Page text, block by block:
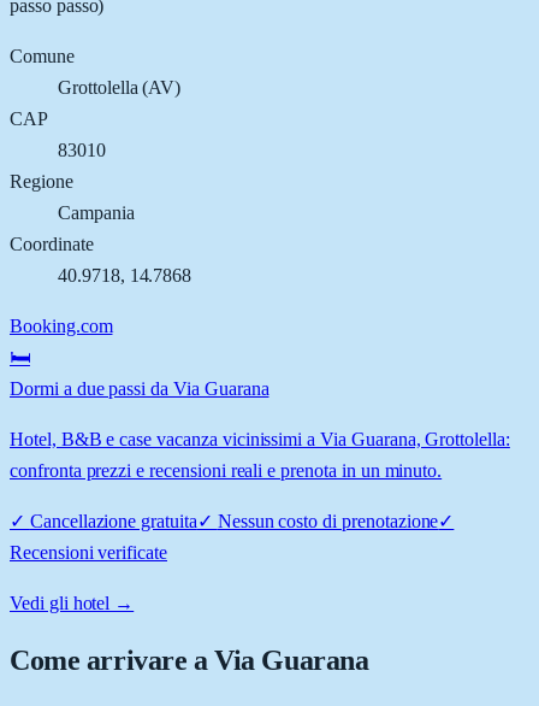
passo passo)
Comune
Grottolella (AV)
CAP
83010
Regione
Campania
Coordinate
40.9718, 14.7868
Booking.com
🛏️
Dormi a due passi da Via Guarana
Hotel, B&B e case vacanza vicinissimi a Via Guarana, Grottolella:
confronta prezzi e recensioni reali e prenota in un minuto.
✓ Cancellazione gratuita✓ Nessun costo di prenotazione✓
Recensioni verificate
Vedi gli hotel →
Come arrivare aVia Guarana